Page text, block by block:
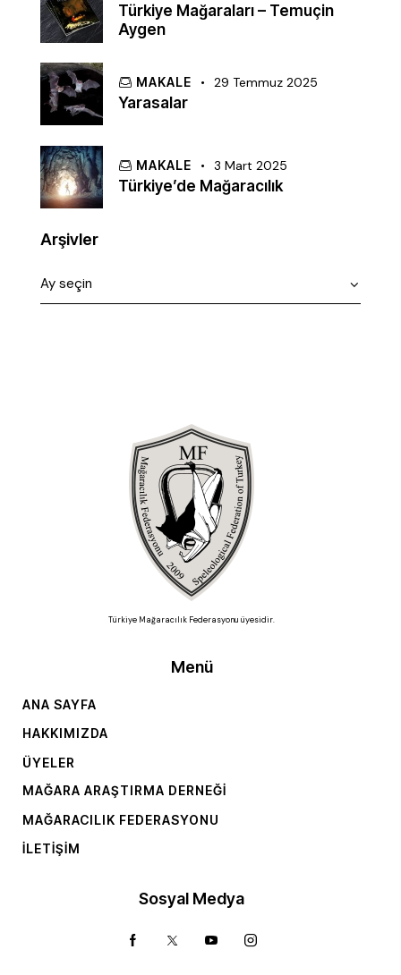
Türkiye Mağaraları – Temuçin
Aygen
MAKALE 29 Temmuz 2025
Yarasalar
MAKALE 3 Mart 2025
Türkiye’de Mağaracılık
Arşivler
Türkiye Mağaracılık Federasyonu üyesidir.
Menü
ANA SAYFA
HAKKIMIZDA
ÜYELER
MAĞARA ARAŞTIRMA DERNEĞI
MAĞARACILIK FEDERASYONU
İLETIŞIM
Sosyal Medya